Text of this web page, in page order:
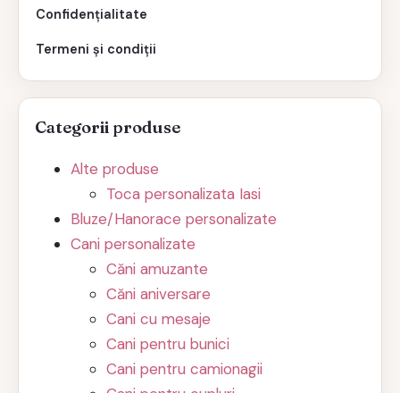
Confidențialitate
Termeni și condiții
Categorii produse
Alte produse
Toca personalizata Iasi
Bluze/Hanorace personalizate
Cani personalizate
Căni amuzante
Căni aniversare
Cani cu mesaje
Cani pentru bunici
Cani pentru camionagii